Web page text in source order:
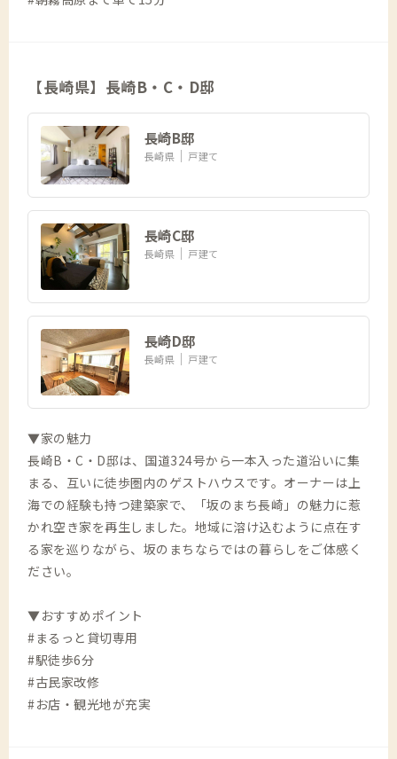
【長崎県】長崎B・C・D邸
長崎B邸
長崎県 戸建て
長崎C邸
長崎県 戸建て
長崎D邸
長崎県 戸建て
▼家の魅力
長崎B・C・D邸は、国道324号から一本入った道沿いに集
まる、互いに徒歩圏内のゲストハウスです。オーナーは上
海での経験も持つ建築家で、「坂のまち長崎」の魅力に惹
かれ空き家を再生しました。地域に溶け込むように点在す
る家を巡りながら、坂のまちならではの暮らしをご体感く
ださい。
▼おすすめポイント
#まるっと貸切専用
#駅徒歩6分
#古民家改修
#お店・観光地が充実